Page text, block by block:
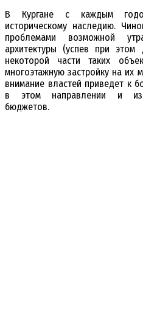
В Кургане с каждым
историческому наследию.
проблемами возможной
архитектуры (успев при этом
некоторой части таких
многоэтажную застройку на их
внимание властей приведет к
в этом направлении и
бюджетов.